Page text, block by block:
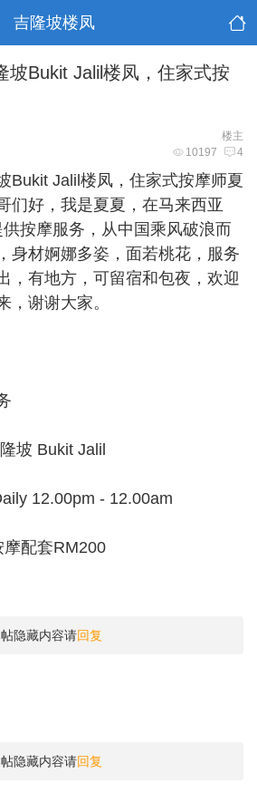
吉隆坡楼凤
坡Bukit Jalil楼凤，住家式按
楼主
10197 4
Bukit Jalil楼凤，住家式按摩师夏
们好，我是夏夏，在马来西亚
按摩服务，从中国乘风破浪而
身材婀娜多姿，面若桃花，服务
，有地方，可留宿和包夜，欢迎
，谢谢大家。
坡 Bukit Jalil
12.00pm - 12.00am
配套RM200
隐藏内容请回复
隐藏内容请回复